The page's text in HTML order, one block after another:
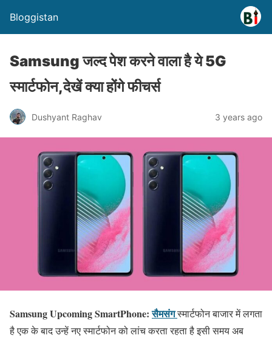
Bloggistan
Samsung जल्द पेश करने वाला है ये 5G
स्मार्टफोन,देखें क्या होंगे फीचर्स
Dushyant Raghav 3 years ago
Samsung Upcoming SmartPhone:सैमसंगस्मार्टफोन बाजार में लगता
है एक के बाद उन्हें नए स्मार्टफोन को लांच करता रहता है इसी समय अब